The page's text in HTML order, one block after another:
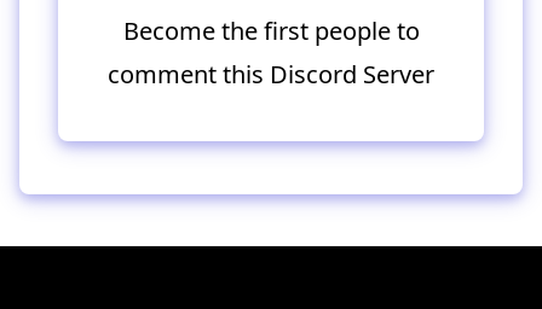
Become the first people to
comment this Discord Server